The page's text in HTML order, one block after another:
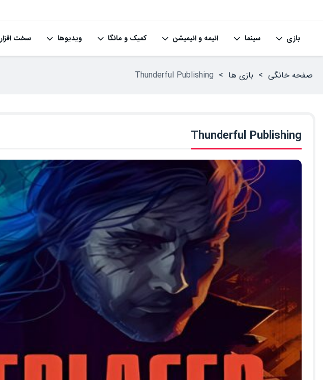
بازی سینما انیمه و انیمیشن کمیک و مانگا ویدیوها سخت افزار
صفحه خانگی > بازی ها >
Thunderful Publishing
Thunderful Publishing